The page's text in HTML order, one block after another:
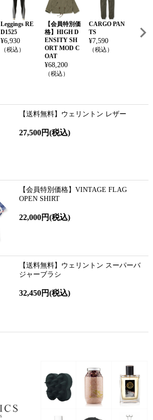
Leggings RE
D1525
¥6,930
（税込）
【会員特別価
格】HIGH D
ENSITY SH
ORT MOD C
OAT
¥68,200
（税込）
CARGO PAN
TS
¥7,590
（税込）
2,508
【送料無料】ウェリントン レザー
27,500円(税込)
【会員特別価格】VINTAGE FLAG
OPEN SHIRT
22,000円(税込)
【送料無料】ウェリントン スーパーバ
ジャーブラシ
32,450円(税込)